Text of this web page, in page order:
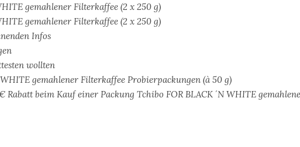
gemahlener Filterkaffee (2 x 250 g)
gemahlener Filterkaffee (2 x 250 g)
Infos
wollten
gemahlener Filterkaffee Probierpackungen (à 50 g)
Rabatt beim Kauf einer Packung Tchibo FOR BLACK ´N WHITE